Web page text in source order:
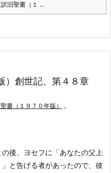
旧聖書（１ ...
）創世記、第４８章
書（１９７０年版）
,
の後、ヨセフに「あなたの父上
と告げる者があったので、彼